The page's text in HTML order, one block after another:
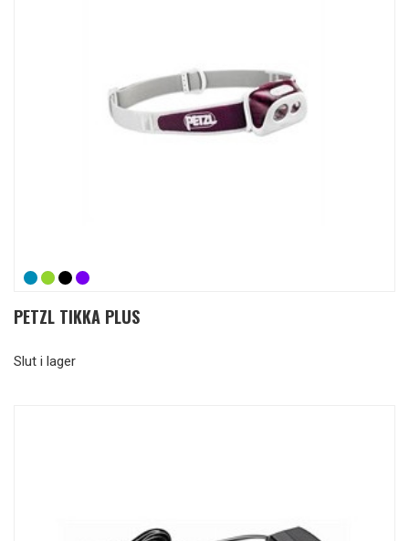
PETZL TIKKA PLUS
Slut i lager